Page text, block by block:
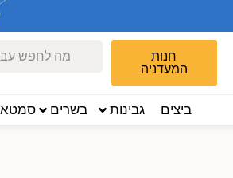
חנות
המעדניה
ביצים גבינות בשרים